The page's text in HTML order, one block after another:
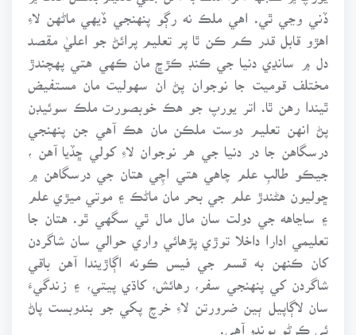
ڏني وڃي ٿي. اهي ملڪ نه رڳو پنهنجي ڏيهي ماڻهن لاءِ
اهڙو قابل قدر ڪم ڪن ٿا پر تعليم پرائڻ جو اعليٰ مقصد
دل ۾ سانڍي دنيا جي ڪنڊ ڪڙڇ مان ڪهي هتي پهچندڙ
مختلف قوميت جا نوجوان پڻ ان سهوليت مان مستفيض
ٿيندا رهن ٿا. اتر يورپ جو هڪ خوبصورت ملڪ سوئيڊن
پڻ انهن تعليم دوست ملڪن مان هڪ آهي جن پنهنجي
درسگاهن جا در دنيا جي هر نوجوان لاءِ کولي ڇڏيا آهن ،
جيڪو طالبِ علم چاهي هتي اچِي هتان جي درسگاهن ۾
ڇوليون هڻندڙ علم جي بحر مان ماڻڪ ۽ موتي ميڙي علم
۽ ساڃاهه جي دولت سان مال مال ٿي سگهي ٿو. هتان جا
تعليمي ادارا داخلا توڙي پڙهائي واري حوالي سان شاگردن
کان ڪنهن به قسم جي فيس ڪونه اڳاڙيندا آهن باقي
شاگردن کي پنهنجي سفر، رهائش، کاڌي پيتي، ۽ زندگيءَ
سان لاڳاپيل ٻين ضرورتن لاءِ خرچ پکي جو بندوبست پاڻ
ئي ڪرڻو پوندو آهي.